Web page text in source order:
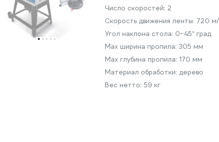
Число скоростей: 2
Скорость движения ленты: 720
Угол наклона стола: 0~45° град
Max ширина пропила: 305 мм
Max глубина пропила: 170 мм
Материал обработки: дерево
Вес нетто: 59 кг